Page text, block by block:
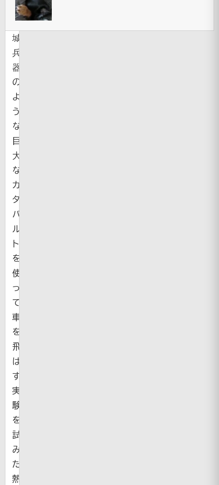
る
攻
城
兵
器
の
よ
う
な
巨
大
な
カ
タ
パ
ル
ト
を
使
っ
て、
車
を
飛
ば
す
実
験
を
試
み
た
熱